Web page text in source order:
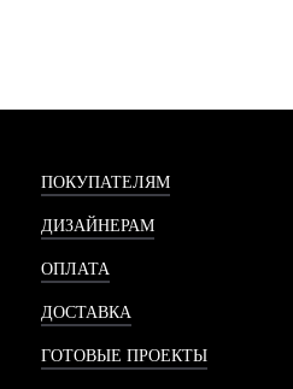
ПОКУПАТЕЛЯМ
ДИЗАЙНЕРАМ
ОПЛАТА
ДОСТАВКА
ГОТОВЫЕ ПРОЕКТЫ